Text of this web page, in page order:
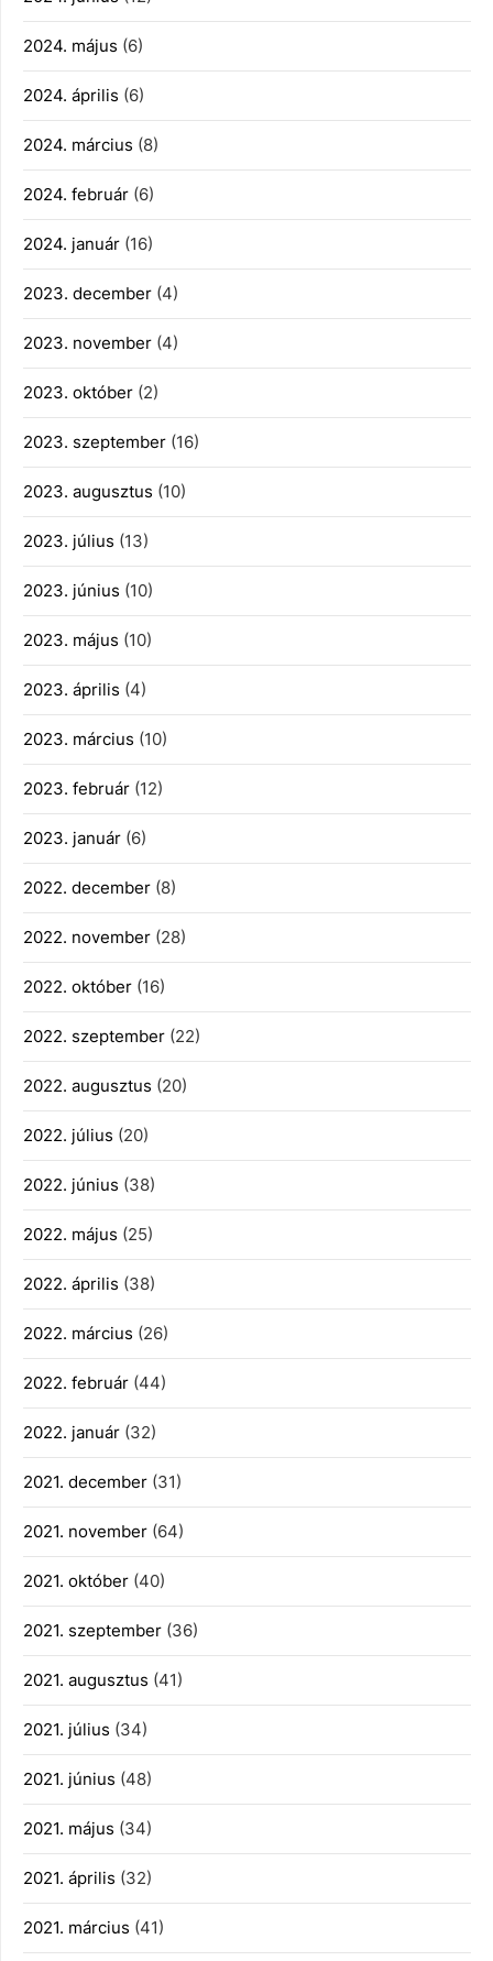
2024. május (6)
2024. április (6)
2024. március (8)
2024. február (6)
2024. január (16)
2023. december (4)
2023. november (4)
2023. október (2)
2023. szeptember (16)
2023. augusztus (10)
2023. július (13)
2023. június (10)
2023. május (10)
2023. április (4)
2023. március (10)
2023. február (12)
2023. január (6)
2022. december (8)
2022. november (28)
2022. október (16)
2022. szeptember (22)
2022. augusztus (20)
2022. július (20)
2022. június (38)
2022. május (25)
2022. április (38)
2022. március (26)
2022. február (44)
2022. január (32)
2021. december (31)
2021. november (64)
2021. október (40)
2021. szeptember (36)
2021. augusztus (41)
2021. július (34)
2021. június (48)
2021. május (34)
2021. április (32)
2021. március (41)